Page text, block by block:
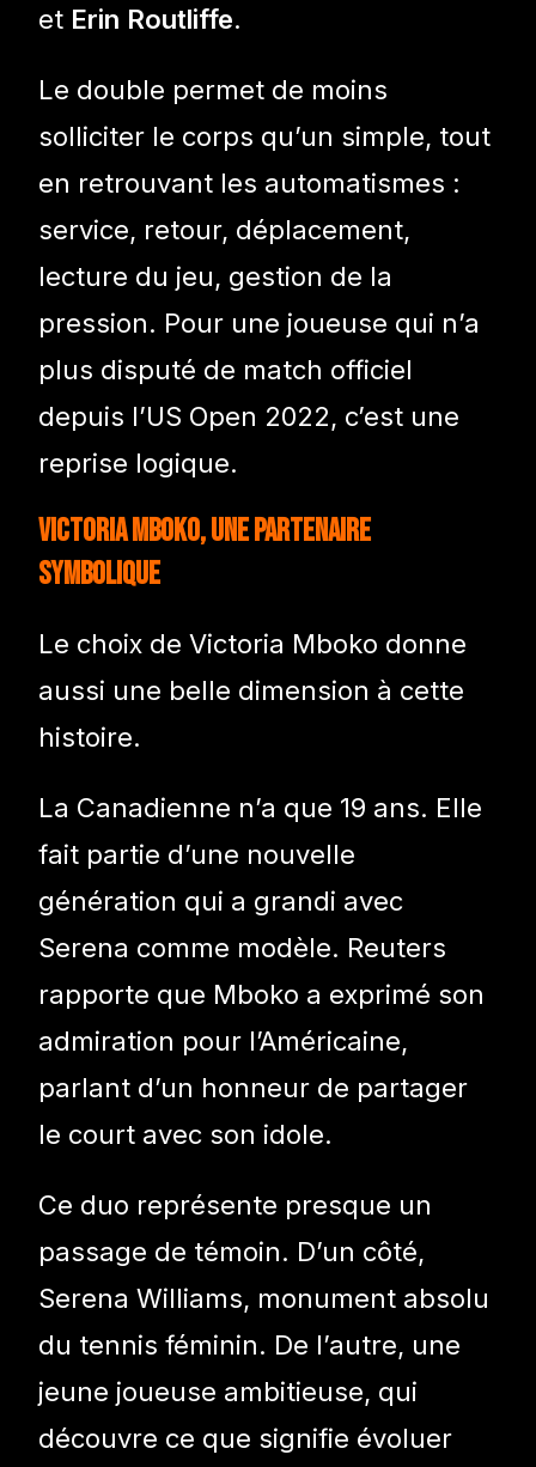
et Erin Routliffe.
Le double permet de moins
solliciter le corps qu’un simple, tout
en retrouvant les automatismes :
service, retour, déplacement,
lecture du jeu, gestion de la
pression. Pour une joueuse qui n’a
plus disputé de match officiel
depuis l’US Open 2022, c’est une
reprise logique.
Victoria Mboko, une partenaire
symbolique
Le choix de Victoria Mboko donne
aussi une belle dimension à cette
histoire.
La Canadienne n’a que 19 ans. Elle
fait partie d’une nouvelle
génération qui a grandi avec
Serena comme modèle. Reuters
rapporte que Mboko a exprimé son
admiration pour l’Américaine,
parlant d’un honneur de partager
le court avec son idole.
Ce duo représente presque un
passage de témoin. D’un côté,
Serena Williams, monument absolu
du tennis féminin. De l’autre, une
jeune joueuse ambitieuse, qui
découvre ce que signifie évoluer